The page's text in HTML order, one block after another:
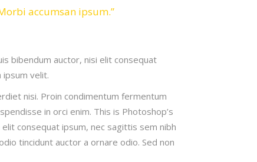
accumsan ipsum.”
bibendum auctor, nisi elit consequat
ipsum velit.
nisi. Proin condimentum fermentum
in orci enim. This is Photoshop’s
consequat ipsum, nec sagittis sem nibh
tincidunt auctor a ornare odio. Sed non